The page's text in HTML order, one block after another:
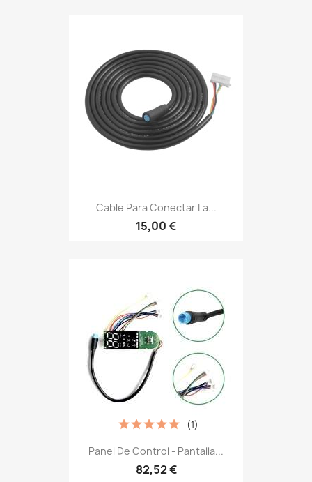
Cable Para Conectar La...
15,00 €
Panel De Control - Pantalla...
82,52 €
(1)